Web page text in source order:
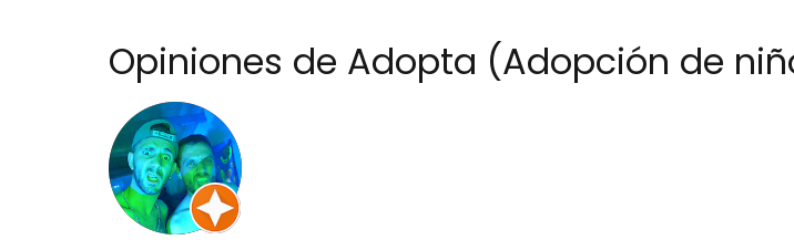
Opiniones de Adopta (Adopción de